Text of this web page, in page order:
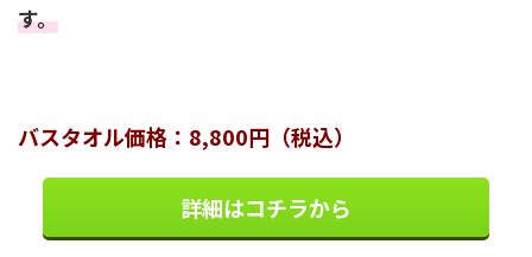
す。
バスタオル価格：8,800円（税込）
詳細はコチラから